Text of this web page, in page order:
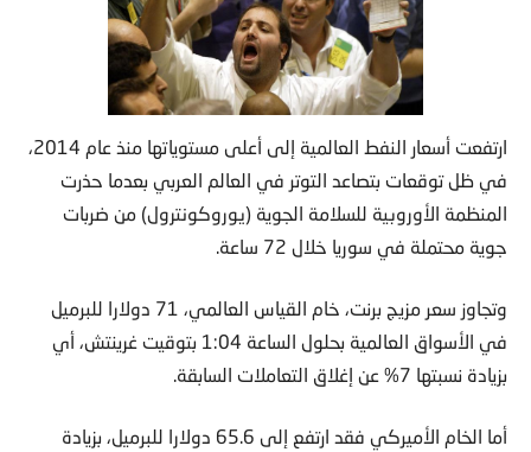
ارتفعت أسعار النفط العالمية إلى أعلى مستوياتها منذ عام 2014،
في ظل توقعات بتصاعد التوتر في العالم العربي بعدما حذرت
المنظمة الأوروبية للسلامة الجوية (يوروكونترول) من ضربات
جوية محتملة في سوريا خلال 72 ساعة.
وتجاوز سعر مزيج برنت، خام القياس العالمي، 71 دولارا للبرميل
في الأسواق العالمية بحلول الساعة 1:04 بتوقيت غرينتش، أي
بزيادة نسبتها 7% عن إغلاق التعاملات السابقة.
أما الخام الأميركي فقد ارتفع إلى 65.6 دولارا للبرميل، بزيادة